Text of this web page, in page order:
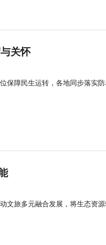
关怀
保障民生运转，各地同步落实
文旅多元融合发展，将生态资